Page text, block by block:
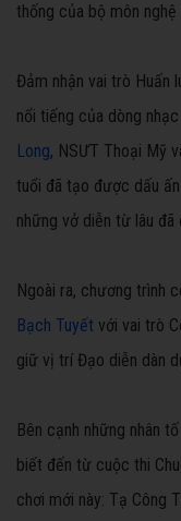
thống của bộ môn nghệ
Đảm nhận vai trò Huấn
nổi tiếng của dòng
Long, NSƯT Thoại Mỹ
tuổi đã tạo được dấu
những vở diễn từ lâu
Ngoài ra, chương trình
Bạch Tuyết với vai trò
giữ vị trí Đạo diễn dàn
Bên cạnh những nhân
biết đến từ cuộc thi
chơi mới này: Tạ Công